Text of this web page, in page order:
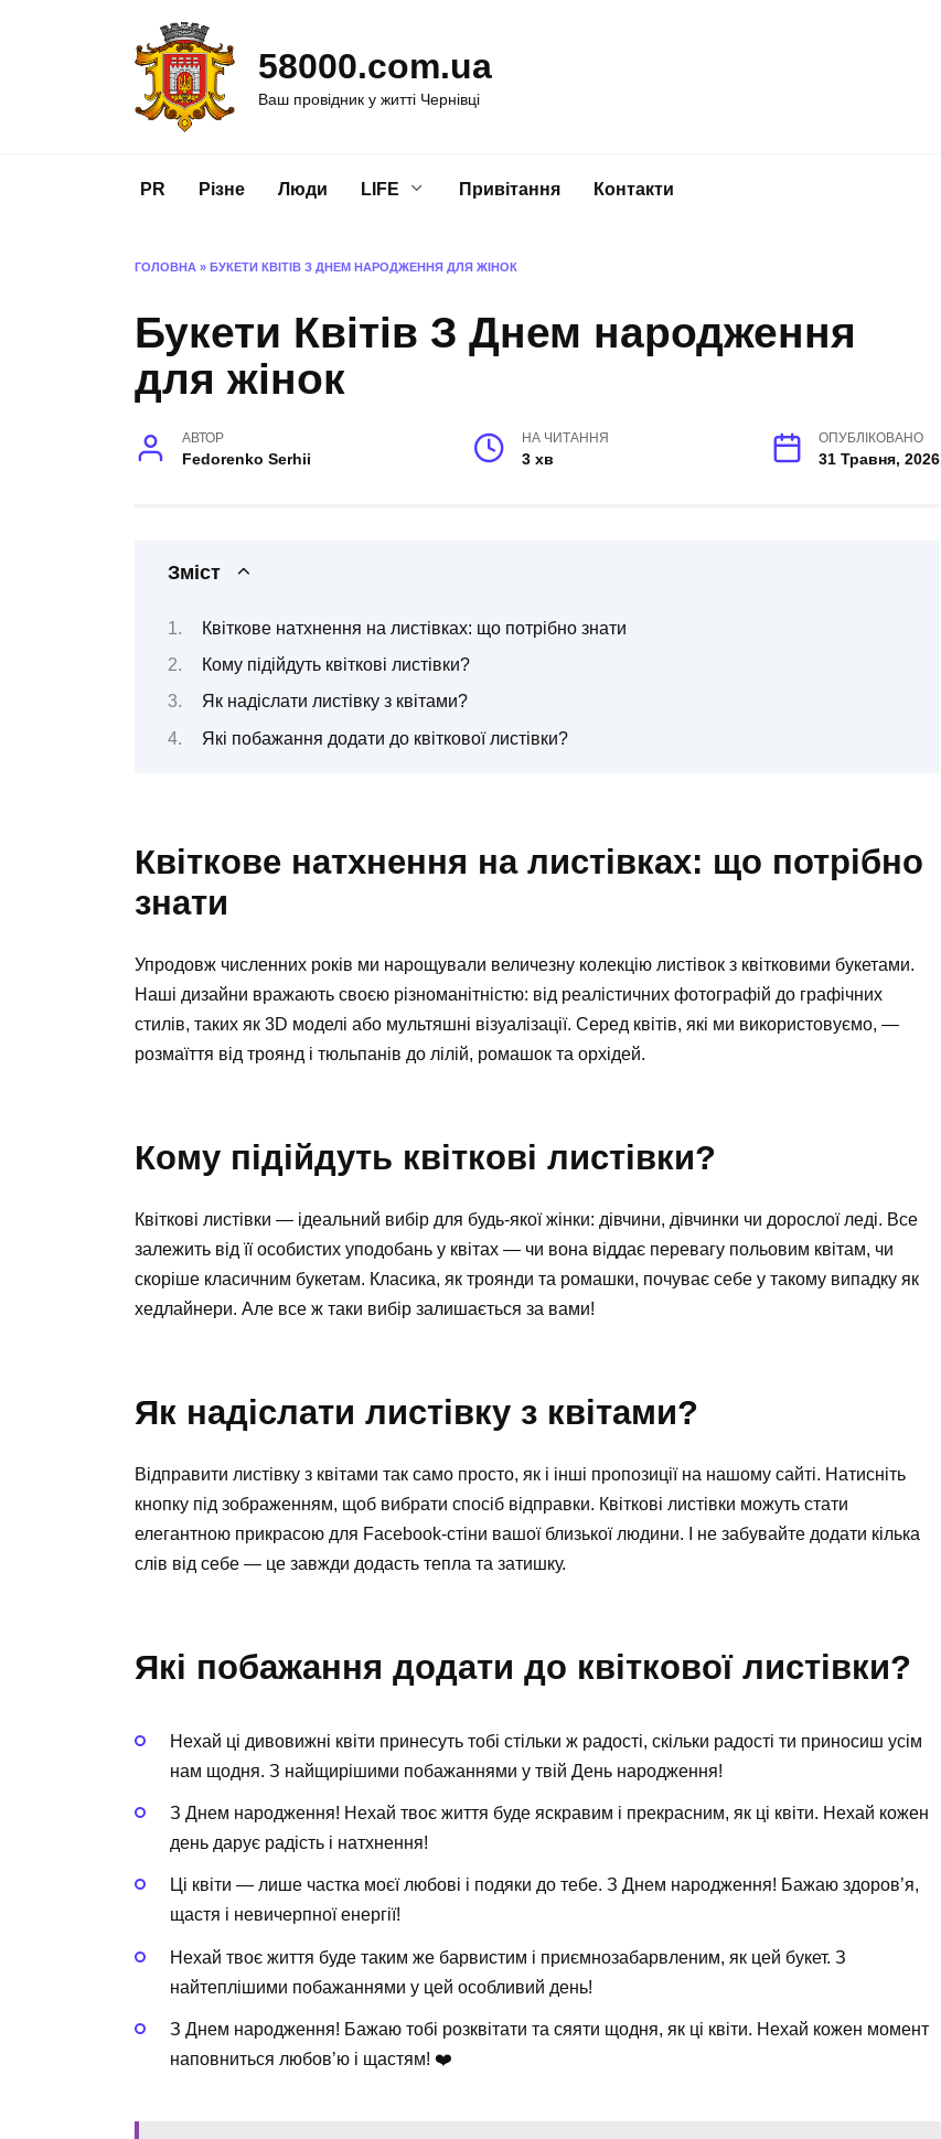
58000.com.ua
Ваш провідник у житті Чернівці
PR Різне Люди LIFE Привітання Контакти
ГОЛОВНА » БУКЕТИ КВІТІВ З ДНЕМ НАРОДЖЕННЯ ДЛЯ ЖІНОК
Букети Квітів З Днем народження
для жінок
АВТОР
Fedorenko Serhii
НА ЧИТАННЯ
3 хв
ОПУБЛІКОВАНО
31 Травня, 2026
Зміст
Квіткове натхнення на листівках: що потрібно знати
Кому підійдуть квіткові листівки?
Як надіслати листівку з квітами?
Які побажання додати до квіткової листівки?
Квіткове натхнення на листівках: що потрібно
знати
Упродовж численних років ми нарощували величезну колекцію листівок з квітковими букетами.
Наші дизайни вражають своєю різноманітністю: від реалістичних фотографій до графічних
стилів, таких як 3D моделі або мультяшні візуалізації. Серед квітів, які ми використовуємо, —
розмаїття від троянд і тюльпанів до лілій, ромашок та орхідей.
Кому підійдуть квіткові листівки?
Квіткові листівки — ідеальний вибір для будь-якої жінки: дівчини, дівчинки чи дорослої леді. Все
залежить від її особистих уподобань у квітах — чи вона віддає перевагу польовим квітам, чи
скоріше класичним букетам. Класика, як троянди та ромашки, почуває себе у такому випадку як
хедлайнери. Але все ж таки вибір залишається за вами!
Як надіслати листівку з квітами?
Відправити листівку з квітами так само просто, як і інші пропозиції на нашому сайті. Натисніть
кнопку під зображенням, щоб вибрати спосіб відправки. Квіткові листівки можуть стати
елегантною прикрасою для Facebook-стіни вашої близької людини. І не забувайте додати кілька
слів від себе — це завжди додасть тепла та затишку.
Які побажання додати до квіткової листівки?
Нехай ці дивовижні квіти принесуть тобі стільки ж радості, скільки радості ти приносиш усім
нам щодня. З найщирішими побажаннями у твій День народження!
З Днем народження! Нехай твоє життя буде яскравим і прекрасним, як ці квіти. Нехай кожен
день дарує радість і натхнення!
Ці квіти — лише частка моєї любові і подяки до тебе. З Днем народження! Бажаю здоров’я,
щастя і невичерпної енергії!
Нехай твоє життя буде таким же барвистим і приємнозабарвленим, як цей букет. З
найтеплішими побажаннями у цей особливий день!
З Днем народження! Бажаю тобі розквітати та сяяти щодня, як ці квіти. Нехай кожен момент
наповниться любов’ю і щастям! ❤️